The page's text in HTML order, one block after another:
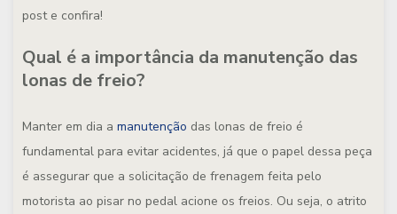
post e confira!
Qual é a importância da manutenção das
lonas de freio?
Manter em dia a manutenção das lonas de freio é
fundamental para evitar acidentes, já que o papel dessa peça
é assegurar que a solicitação de frenagem feita pelo
motorista ao pisar no pedal acione os freios. Ou seja, o atrito